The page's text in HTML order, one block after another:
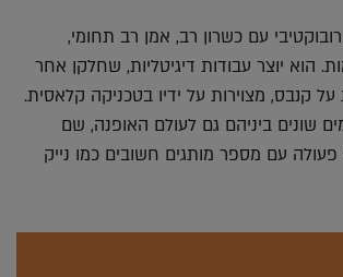
עם כשרון רב, אמן רב תחומי,
הוא יוצר עבודות דיגיטליות, שחלקן אחר
קנבס, מצוירות על ידיו בטכניקה קלאסית.
שונים ביניהם גם לעולם האופנה, שם
עם מספר מותגים חשובים כמו נייק